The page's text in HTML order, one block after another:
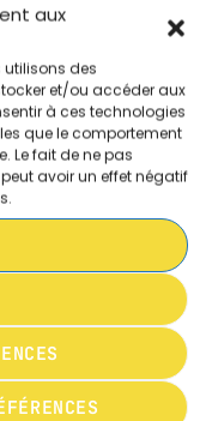
aux
utilisons des
et/ou accéder aux
à ces technologies
que le comportement
Le fait de ne pas
avoir un effet négatif